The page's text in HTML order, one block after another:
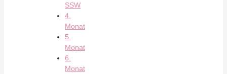
SSW
4.
Monat
5.
Monat
6.
Monat